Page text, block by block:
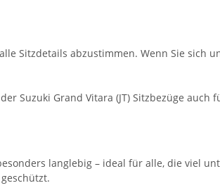
Sitzdetails abzustimmen. Wenn Sie sich
Suzuki Grand Vitara (JT) Sitzbezüge
langlebig – ideal für alle, die viel